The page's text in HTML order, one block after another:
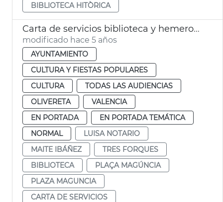
BIBLIOTECA HITÒRICA
Carta de servicios biblioteca y hemeroteca
modificado hace 5 años
AYUNTAMIENTO
CULTURA Y FIESTAS POPULARES
CULTURA
TODAS LAS AUDIENCIAS
OLIVERETA
VALENCIA
EN PORTADA
EN PORTADA TEMÁTICA
NORMAL
LUISA NOTARIO
MAITE IBÁÑEZ
TRES FORQUES
BIBLIOTECA
PLAÇA MAGÚNCIA
PLAZA MAGUNCIA
CARTA DE SERVICIOS